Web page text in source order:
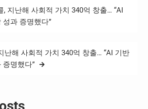
댓글 ▲
유족
, 지난해 사회적 가치 340억 창출… “AI
과 증명했다”
난해 사회적 가치 340억 창출… “AI 기반
명했다”